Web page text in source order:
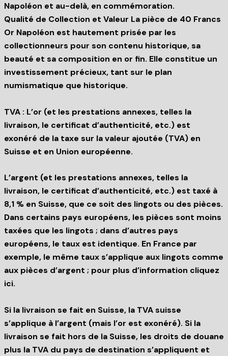
Napoléon et au-delà, en commémoration.
Qualité de Collection et Valeur La pièce de 40 Francs
Or Napoléon est hautement prisée par les
collectionneurs pour son contenu historique, sa
beauté et sa composition en or fin. Elle constitue un
investissement précieux, tant sur le plan
numismatique que historique.
TVA : L’or (et les prestations annexes, telles la
livraison, le certificat d’authenticité, etc.) est
exonéré de la taxe sur la valeur ajoutée (TVA) en
Suisse et en Union européenne.
L’argent (et les prestations annexes, telles la
livraison, le certificat d’authenticité, etc.) est taxé à
8,1 % en Suisse, que ce soit des lingots ou des pièces.
Dans certains pays européens, les pièces sont moins
taxées que les lingots ; dans d’autres pays
européens, le taux est identique. En France par
exemple, le même taux s’applique aux lingots comme
aux pièces d’argent ; pour plus d’information cliquez
ici.
Si la livraison se fait en Suisse, la TVA suisse
s’applique à l’argent (mais l’or est exonéré). Si la
livraison se fait hors de la Suisse, les droits de douane
plus la TVA du pays de destination s’appliquent et